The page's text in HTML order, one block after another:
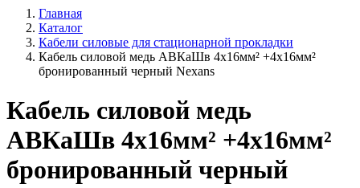
Главная
Каталог
Кабели силовые для стационарной прокладки
Кабель силовой медь АВКаШв 4x16мм² +4x16мм²
бронированный черный Nexans
Кабель силовой медь
АВКаШв 4x16мм² +4x16мм²
бронированный черный